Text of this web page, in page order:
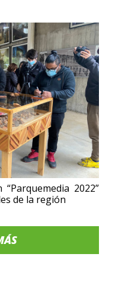
2022”
de la región